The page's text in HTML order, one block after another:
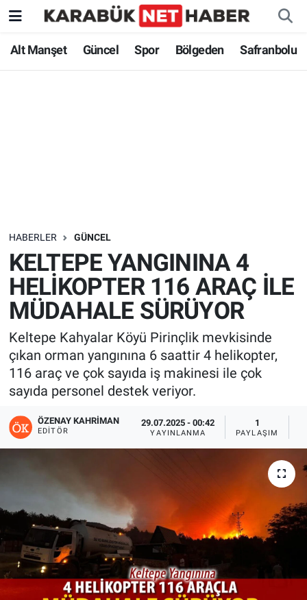
Alt Manşet Güncel Spor Bölgeden Safranbolu
HABERLER GÜNCEL
KELTEPE YANGININA 4
HELİKOPTER 116 ARAÇ İLE
MÜDAHALE SÜRÜYOR
Keltepe Kahyalar Köyü Pirinçlik mevkisinde
çıkan orman yangınına 6 saattir 4 helikopter,
116 araç ve çok sayıda iş makinesi ile çok
sayıda personel destek veriyor.
ÖZENAY KAHRIMAN
EDITÖR
29.07.2025 - 00:42
YAYINLANMA
1
PAYLAŞIM